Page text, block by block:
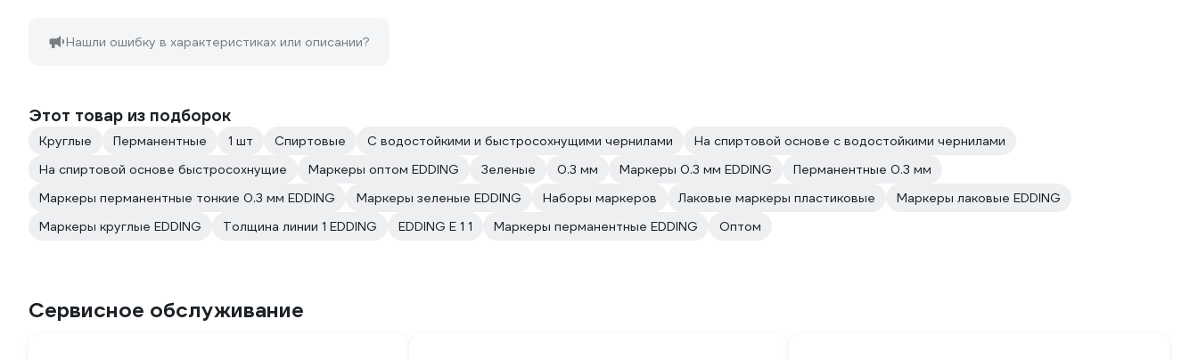
Нашли ошибку в характеристиках или описании?
Этот товар из подборок
Круглые Перманентные 1 шт Спиртовые С водостойкими и быстросохнущими чернилами
На спиртовой основе с водостойкими чернилами
На спиртовой основе быстросохнущие
Маркеры оптом EDDING Зеленые 0.3 мм Маркеры 0.3 мм EDDING
Перманентные 0.3 мм
Маркеры перманентные тонкие 0.3 мм EDDING
Маркеры зеленые EDDING Наборы маркеров Лаковые маркеры пластиковые
Маркеры лаковые EDDING
Маркеры круглые EDDING
Толщина линии 1 EDDING EDDING E 1 1 Маркеры перманентные EDDING Оптом
Сервисное обслуживание